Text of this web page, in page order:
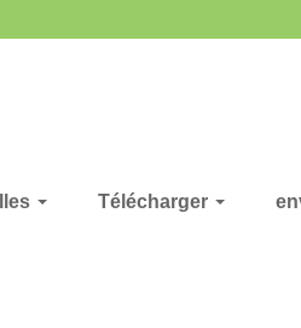
Télécharger